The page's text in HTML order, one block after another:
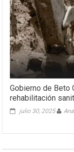
Gobierno de Beto
rehabilitación
julio 30, 2025